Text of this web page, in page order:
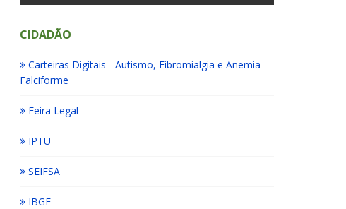
CIDADÃO
Carteiras Digitais - Autismo, Fibromialgia e Anemia
Falciforme
Feira Legal
IPTU
SEIFSA
IBGE